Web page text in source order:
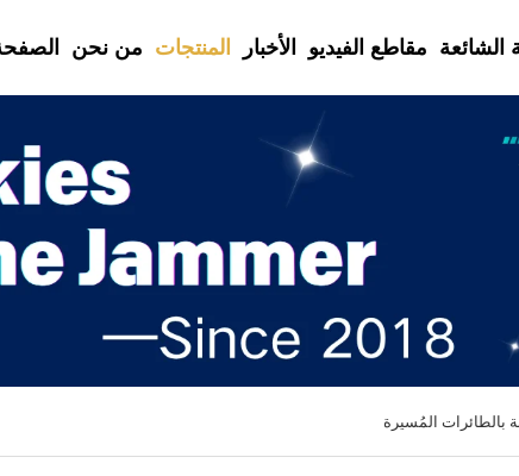
من نحن المنتجات الأخبار مقاطع الفيديو الشائعة
بالطائرات المُسيرة